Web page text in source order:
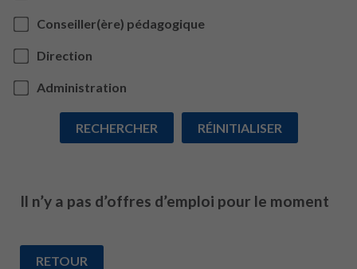
Conseiller(ère) pédagogique
Direction
Administration
RECHERCHER RÉINITIALISER
Il n’y a pas d’offres d’emploi pour le moment
RETOUR